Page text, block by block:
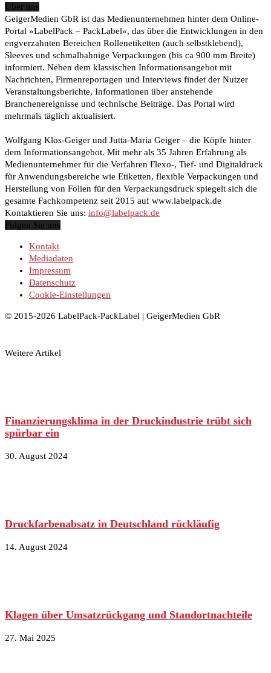
Über uns
GeigerMedien GbR ist das Medienunternehmen hinter dem Online-
Portal »LabelPack – PackLabel«, das über die Entwicklungen in den
engverzahnten Bereichen Rollenetiketten (auch selbstklebend),
Sleeves und schmalbahnige Verpackungen (bis ca 900 mm Breite)
informiert. Neben dem klassischen Informationsangebot mit
Nachrichten, Firmenreportagen und Interviews findet der Nutzer
Veranstaltungsberichte, Informationen über anstehende
Branchenereignisse und technische Beiträge. Das Portal wird
mehrmals täglich aktualisiert.
Wolfgang Klos-Geiger und Jutta-Maria Geiger – die Köpfe hinter
dem Informationsangebot. Mit mehr als 35 Jahren Erfahrung als
Medienunternehmer für die Verfahren Flexo-, Tief- und Digitaldruck
für Anwendungsbereiche wie Etiketten, flexible Verpackungen und
Herstellung von Folien für den Verpackungsdruck spiegelt sich die
gesamte Fachkompetenz seit 2015 auf www.labelpack.de
Kontaktieren Sie uns: info@labelpack.de
Folgen Sie uns
Kontakt
Mediadaten
Impressum
Datenschutz
Cookie-Einstellungen
© 2015-2026 LabelPack-PackLabel | GeigerMedien GbR
Weitere Artikel
Finanzierungsklima in der Druckindustrie trübt sich
spürbar ein
30. August 2024
Druckfarbenabsatz in Deutschland rückläufig
14. August 2024
Klagen über Umsatzrückgang und Standortnachteile
27. Mai 2025